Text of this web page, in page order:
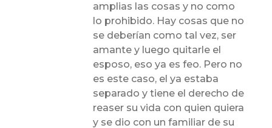
amplias las cosas y no como
lo prohibido. Hay cosas que no
se deberían como tal vez, ser
amante y luego quitarle el
esposo, eso ya es feo. Pero no
es este caso, el ya estaba
separado y tiene el derecho de
reaser su vida con quien quiera
y se dio con un familiar de su